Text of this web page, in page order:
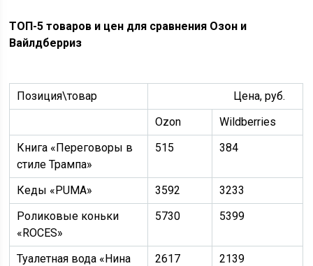
ТОП-5 товаров и цен для сравнения Озон и
Вайлдберриз
Позиция\товар
Цена, руб.
Ozon
Wildberries
Книга «Переговоры в
стиле Трампа»
515 384
Кеды «PUMA» 3592
3233
Роликовые коньки
«ROCES»
5730 5399
Туалетная вода «Нина
2617 2139